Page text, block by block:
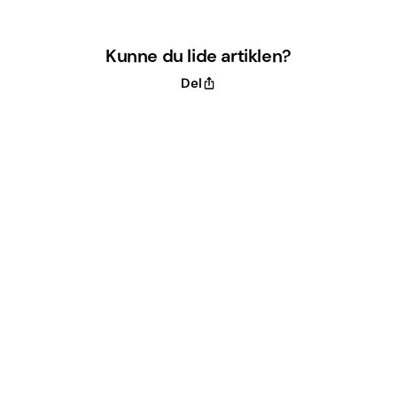
Kunne du lide artiklen?
Del